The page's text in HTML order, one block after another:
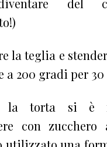
del
la teglia e
a 200 gradi per
la torta si è
con